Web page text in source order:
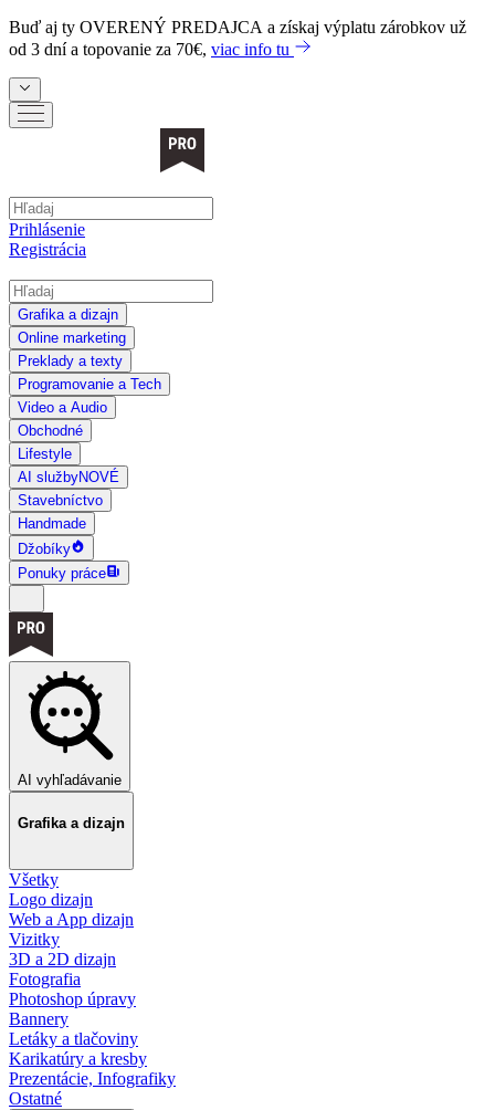
Buď aj ty OVERENÝ PREDAJCA a získaj výplatu zárobkov už
od 3 dní a topovanie za 70€, viac info tu
Prihlásenie
Registrácia
Grafika a dizajn
Online marketing
Preklady a texty
Programovanie a Tech
Video a Audio
Obchodné
Lifestyle
AI službyNOVÉ
Stavebníctvo
Handmade
Džobíky
Ponuky práce
AI vyhľadávanie
Grafika a dizajn
Všetky
Logo dizajn
Web a App dizajn
Vizitky
3D a 2D dizajn
Fotografia
Photoshop úpravy
Bannery
Letáky a tlačoviny
Karikatúry a kresby
Prezentácie, Infografiky
Ostatné